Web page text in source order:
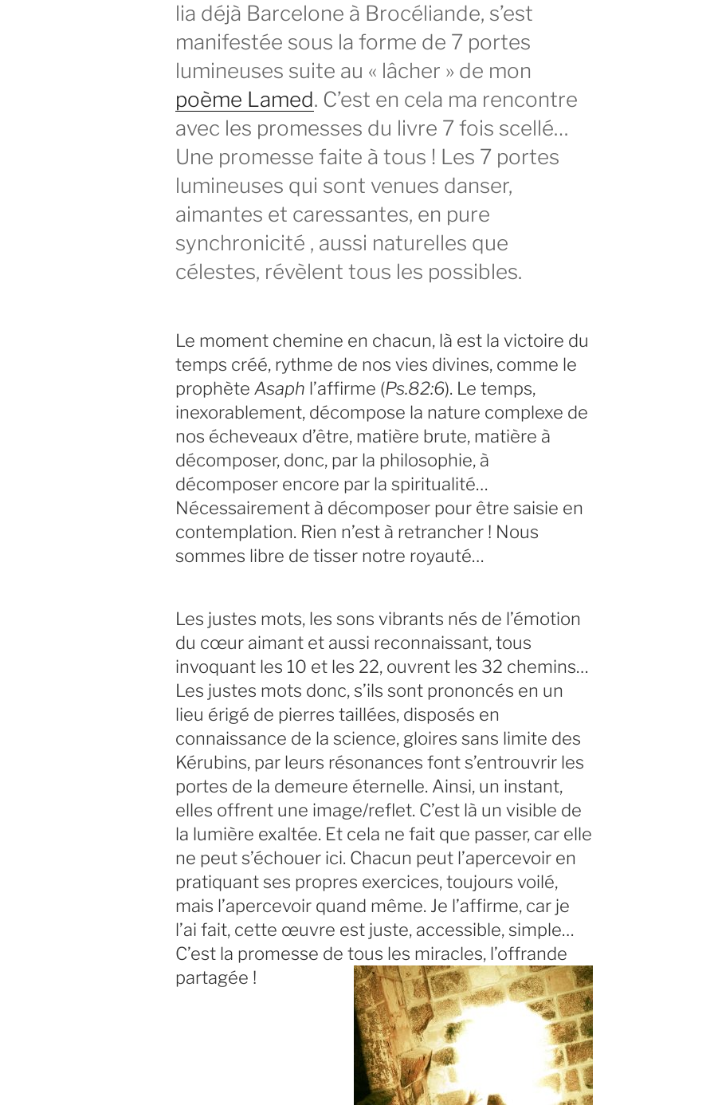
lia déjà Barcelone à Brocéliande, s’est
manifestée sous la forme de 7 portes
lumineuses suite au « lâcher » de mon
poème Lamed. C’est en cela ma rencontre
avec les promesses du livre 7 fois scellé…
Une promesse faite à tous ! Les 7 portes
lumineuses qui sont venues danser,
aimantes et caressantes, en pure
synchronicité , aussi naturelles que
célestes, révèlent tous les possibles.
Le moment chemine en chacun, là est la victoire du
temps créé, rythme de nos vies divines, comme le
prophète Asaph l’affirme (Ps.82:6). Le temps,
inexorablement, décompose la nature complexe de
nos écheveaux d’être, matière brute, matière à
décomposer, donc, par la philosophie, à
décomposer encore par la spiritualité…
Nécessairement à décomposer pour être saisie en
contemplation. Rien n’est à retrancher ! Nous
sommes libre de tisser notre royauté…
Les justes mots, les sons vibrants nés de l’émotion
du cœur aimant et aussi reconnaissant, tous
invoquant les 10 et les 22, ouvrent les 32 chemins…
Les justes mots donc, s’ils sont prononcés en un
lieu érigé de pierres taillées, disposés en
connaissance de la science, gloires sans limite des
Kérubins, par leurs résonances font s’entrouvrir les
portes de la demeure éternelle. Ainsi, un instant,
elles offrent une image/reflet. C’est là un visible de
la lumière exaltée. Et cela ne fait que passer, car elle
ne peut s’échouer ici. Chacun peut l’apercevoir en
pratiquant ses propres exercices, toujours voilé,
mais l’apercevoir quand même. Je l’affirme, car je
l’ai fait, cette œuvre est juste, accessible, simple…
C’est la promesse de tous les miracles, l’offrande
partagée !